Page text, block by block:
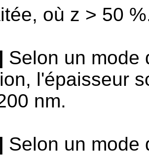
où z > 50
Selon un mode
l'épaisseur
nm.
Selon un mode